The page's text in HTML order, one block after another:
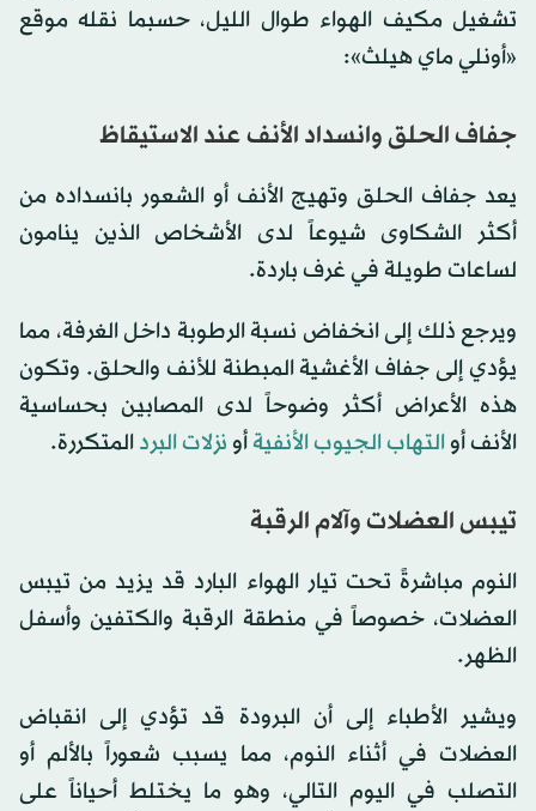
تشغيل مكيف الهواء طوال الليل، حسبما نقله موقع
«أونلي ماي هيلث»:
جفاف الحلق وانسداد الأنف عند الاستيقاظ
يعد جفاف الحلق وتهيج الأنف أو الشعور بانسداده من
أكثر الشكاوى شيوعاً لدى الأشخاص الذين ينامون
لساعات طويلة في غرف باردة.
ويرجع ذلك إلى انخفاض نسبة الرطوبة داخل الغرفة، مما
يؤدي إلى جفاف الأغشية المبطنة للأنف والحلق. وتكون
هذه الأعراض أكثر وضوحاً لدى المصابين بحساسية
الأنف أو التهاب الجيوب الأنفيةأو نزلات البرد المتكررة.
تيبس العضلات وآلام الرقبة
النوم مباشرةً تحت تيار الهواء البارد قد يزيد من تيبس
العضلات، خصوصاً في منطقة الرقبة والكتفين وأسفل
الظهر.
ويشير الأطباء إلى أن البرودة قد تؤدي إلى انقباض
العضلات في أثناء النوم، مما يسبب شعوراً بالألم أو
التصلب في اليوم التالي، وهو ما يختلط أحياناً على